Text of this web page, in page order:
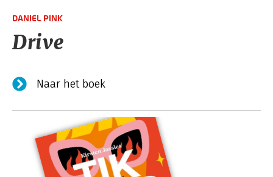
DANIEL PINK
Drive
Naar het boek